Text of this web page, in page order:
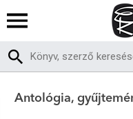
Antológia,